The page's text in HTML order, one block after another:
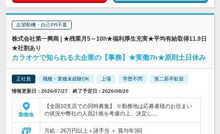
志望動機・自己PR不要
株式会社第一興商 | ★残業月5～10h★福利厚生充実★平均有給取得11.9日
★社割あり
カラオケで知られる大企業の【事務】★実働7h★原則土日休み
正社員 職種・業種未経験OK 上場 学歴不問 第二新卒歓迎
情報更新日：2026/07/27 終了予定日：2026/08/20
勤務地
【全国10支店での同時募集】 ※勤務地は応募者様のお住まい
の状況や弊社の人員計画を考慮の上、決定し…
月給：26万円以上＋諸手当 ＋ 賞与年3回